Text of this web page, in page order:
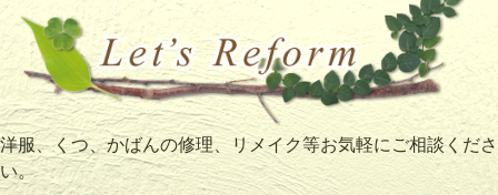
洋服、くつ、かばんの修理、リメイク等お気軽にご相談くださ
い。